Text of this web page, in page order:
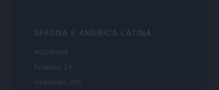
SPAGNA E AMERICA LATINA
Actualidad
Finanzas 24
Investindo 365